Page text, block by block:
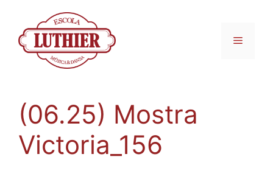
(06.25) Mostra
Victoria_156